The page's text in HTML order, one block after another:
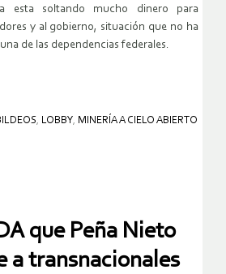
esta soltando mucho dinero para
y al gobierno, situación que no ha
de las dependencias federales.
, LOBBY, MINERÍA A CIELO ABIERTO
que Peña Nieto
a transnacionales